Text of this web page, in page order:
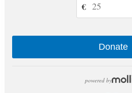
€
Donate
powered by